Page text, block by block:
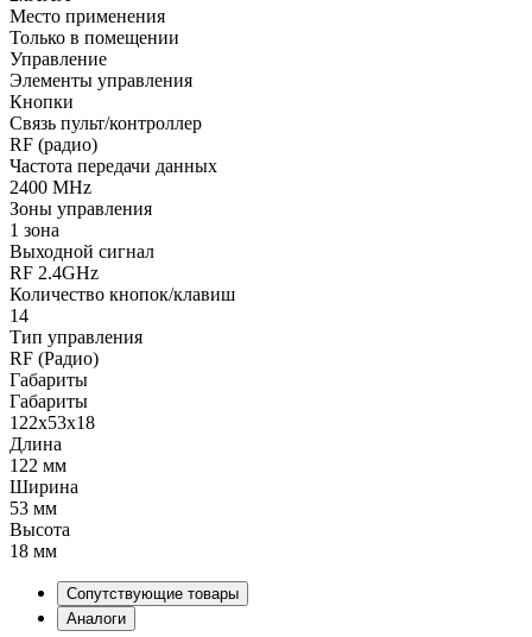
Место применения
Только в помещении
Управление
Элементы управления
Кнопки
Связь пульт/контроллер
RF (радио)
Частота передачи данных
2400 MHz
Зоны управления
1 зона
Выходной сигнал
RF 2.4GHz
Количество кнопок/клавиш
14
Тип управления
RF (Радио)
Габариты
Габариты
122x53x18
Длина
122 мм
Ширина
53 мм
Высота
18 мм
Сопутствующие товары
Аналоги